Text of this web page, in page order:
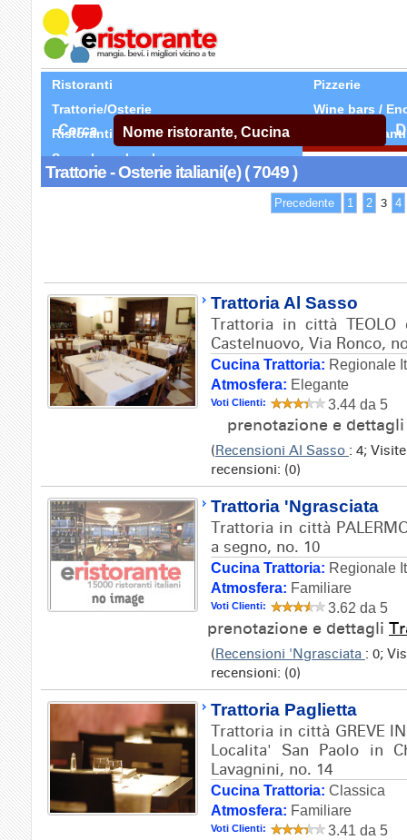
Ristoranti
Pizzerie
Trattorie/Osterie
Wine bars /
Ristoranti Etnici
Tutti Ristoranti
Segnala un locale
Cerca
Trattorie - Osterie italiani(e) ( 7049 )
Precedente 1 2 3 4
Trattoria Al Sasso
Trattoria in città TEOLO
Castelnuovo, Via Ronco,
Cucina Trattoria: Regionale
Atmosfera: Elegante
Voti Clienti: 3.44 da 5
prenotazione e
(Recensioni Al Sasso : 4;
recensioni: (0)
Trattoria 'Ngrasciata
Trattoria in città
a segno, no. 10
Cucina Trattoria: Regionale
Atmosfera: Familiare
Voti Clienti: 3.62 da 5
prenotazione e dettagli
(Recensioni 'Ngrasciata : 0;
recensioni: (0)
Trattoria Paglietta
Trattoria in città GREVE
Localita' San Paolo in
Lavagnini, no. 14
Cucina Trattoria: Classica
Atmosfera: Familiare
Voti Clienti: 3.41 da 5